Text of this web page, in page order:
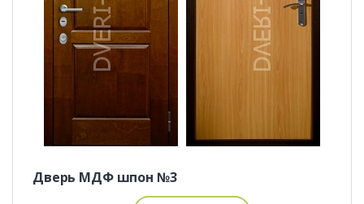
Дверь МДФ шпон №3